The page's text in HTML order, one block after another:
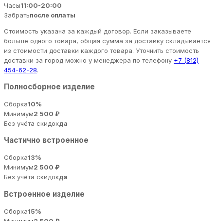
Часы11:00-20:00
Забратьпосле оплаты
Стоимость указана за каждый договор. Если заказываете
больше одного товара, общая сумма за доставку складывается
из стоимости доставки каждого товара. Уточнить стоимость
доставки за город можно у менеджера по телефону +7 (812)
454-62-28.
Полносборное изделие
Сборка10%
Минимум2 500 ₽
Без учёта скидокда
Частично встроенное
Сборка13%
Минимум2 500 ₽
Без учёта скидокда
Встроенное изделие
Сборка15%